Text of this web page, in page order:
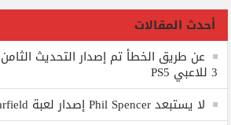
أحدث المقالات
3 للاعبي PS5
لا يستبعد Phil Spencer إصدار لعبة Starfield لأجهزة PS5